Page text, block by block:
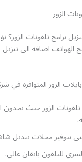
الزور
برامج تلفونات الزور؟
الهواتف اضافة الى تنزيل
الزور المتوافرة في
الزور حيث تجدون
بتوفير محلات تبديل
للتلفون باتقان عالي.